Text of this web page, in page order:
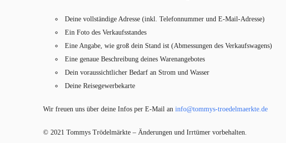
Deine vollständige Adresse (inkl. Telefonnummer und E-Mail-Adresse)
Ein Foto des Verkaufsstandes
Eine Angabe, wie groß dein Stand ist (Abmessungen des Verkaufswagens)
Eine genaue Beschreibung deines Warenangebotes
Dein voraussichtlicher Bedarf an Strom und Wasser
Deine Reisegewerbekarte
Wir freuen uns über deine Infos per E-Mail an info@tommys-troedelmaerkte.de
© 2021 Tommys Trödelmärkte – Änderungen und Irrtümer vorbehalten.